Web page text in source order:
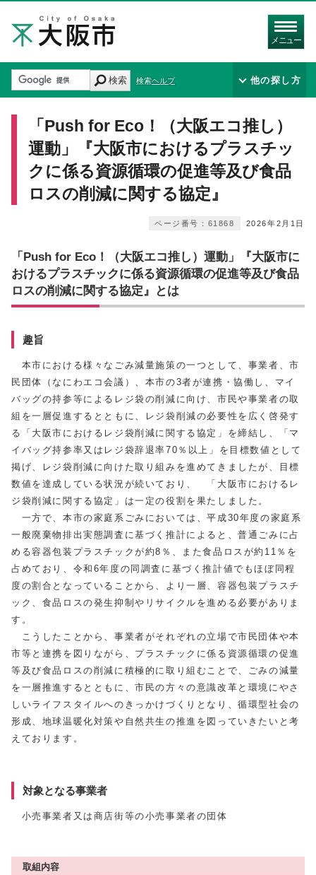
メニュー
検索 検索ヘルプ 他の探し方
「Push for Eco！（大阪エコ推し）
運動」『大阪市におけるプラスチッ
クに係る資源循環の促進等及び食品
ロスの削減に関する協定』
2026年2月1日
ページ番号：61868
「Push for Eco！（大阪エコ推し）運動」『大阪市に
おけるプラスチックに係る資源循環の促進等及び食品
ロスの削減に関する協定』とは
趣旨
本市における様々なごみ減量施策の一つとして、事業者、市
民団体（なにわエコ会議）、本市の3者が連携・協働し、マイ
バッグの持参等によるレジ袋の削減に向け、市民や事業者の取
組を一層促進するとともに、レジ袋削減の必要性を広く啓発す
る「大阪市におけるレジ袋削減に関する協定」を締結し、「マ
イバッグ持参率又はレジ袋辞退率70％以上」を目標数値として
掲げ、レジ袋削減に向けた取り組みを進めてきましたが、目標
数値を達成している状況が続いており、 「大阪市におけるレ
ジ袋削減に関する協定」は一定の役割を果たしました。
一方で、本市の家庭系ごみにおいては、平成30年度の家庭系
一般廃棄物排出実態調査に基づく推計によると、普通ごみに占
める容器包装プラスチックが約8％、また食品ロスが約11％を
占めており、令和6年度の同調査に基づく推計値でもほぼ同程
度の割合となっていることから、より一層、容器包装プラスチ
ック、食品ロスの発生抑制やリサイクルを進める必要がありま
す。
こうしたことから、事業者がそれぞれの立場で市民団体や本
市等と連携を図りながら、プラスチックに係る資源循環の促進
等及び食品ロスの削減に積極的に取り組むことで、ごみの減量
を一層推進するとともに、市民の方々の意識改革と環境にやさ
しいライフスタイルへのきっかけづくりとなり、循環型社会の
形成、地球温暖化対策や自然共生の推進を図っていきたいと考
えております。
対象となる事業者
小売事業者又は商店街等の小売事業者の団体
取組内容